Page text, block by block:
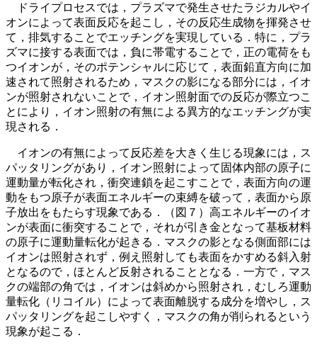
ドライプロセスでは，プラズマで発生させたラジカルやイ
オンによって表面反応を起こし，その反応生成物を揮発させ
て，排気することでエッチングを実現している．特に，プラ
ズマに接する表面では，負に帯電することで，正の電荷をも
つイオンが，そのポテンシャルに応じて，表面鉛直方向に加
速されて照射されるため，マスクの影になる部分には，イオ
ンが照射されないことで，イオン照射面での反応が際立つこ
とにより，イオン照射の有無による異方的なエッチングが実
現される．
イオンの有無によって反応差を大きく生じる現象には，ス
パッタリングがあり，イオン照射によって固体内部の原子に
運動量が転化され，衝突連鎖を起こすことで，表面方向の運
動をもつ原子が表面エネルギーの束縛を破って，表面から原
子放出をもたらす現象である．（図７）高エネルギーのイオ
ンが表面に衝突することで，それが引き金となって基板材料
の原子に運動量転化が起きる．マスクの影となる側面部には
イオンは照射されず，例え照射しても表面をかすめる斜入射
となるので，ほとんど反射されることとなる．一方で，マス
クの端部の角では，イオンは斜めから照射され，むしろ運動
量転化（リコイル）によって表面離脱する成分を増やし，ス
パッタリングを起こしやすく，マスクの角が削られるという
現象が起こる．